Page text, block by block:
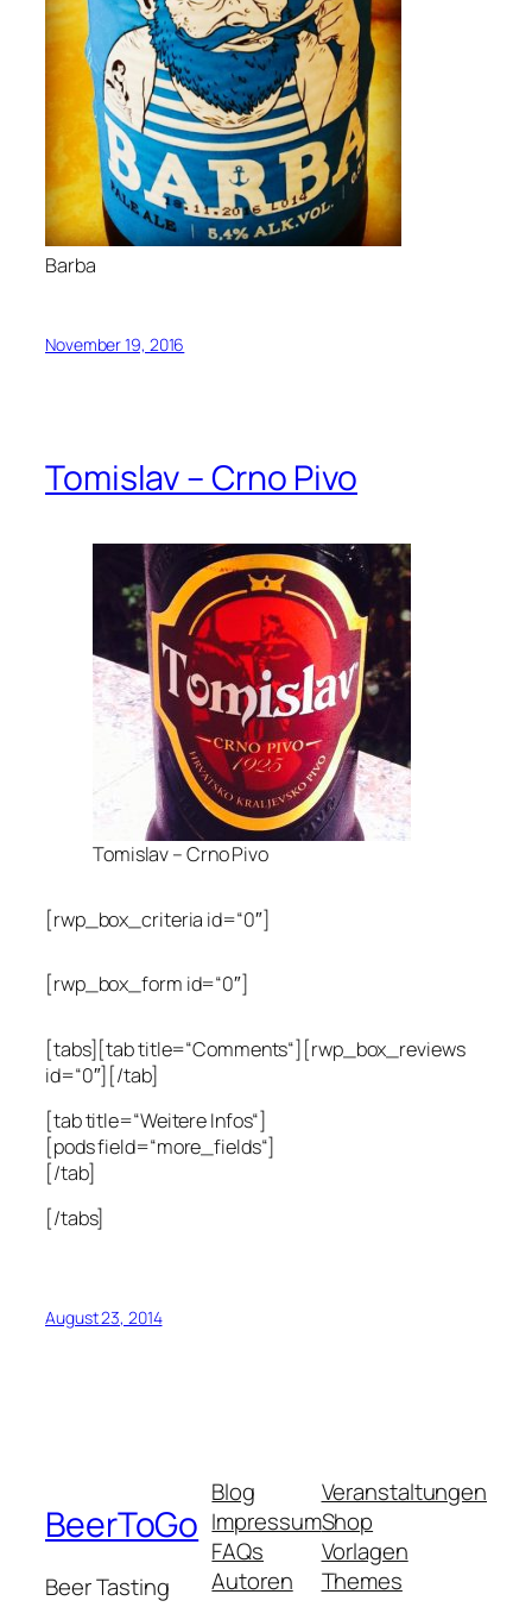
Barba
November 19, 2016
Tomislav – Crno Pivo
Tomislav – Crno Pivo
[rwp_box_criteria id=“0″]
[rwp_box_form id=“0″]
[tabs][tab title=“Comments“][rwp_box_reviews
id=“0″][/tab]
[tab title=“Weitere Infos“]
[pods field=“more_fields“]
[/tab]
[/tabs]
August 23, 2014
BeerToGo
Beer Tasting
Blog
Impressum
FAQs
Autoren
Veranstaltungen
Shop
Vorlagen
Themes